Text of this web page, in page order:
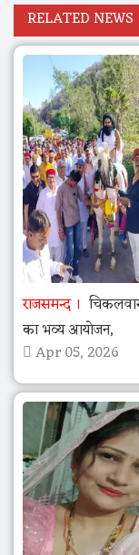
RELATED NEWS
राजसमन्द
का भव्य आयोजन,
Apr 05, 2026